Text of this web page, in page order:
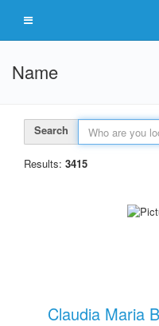
Name
Search
Results: 3415
Claudia Maria